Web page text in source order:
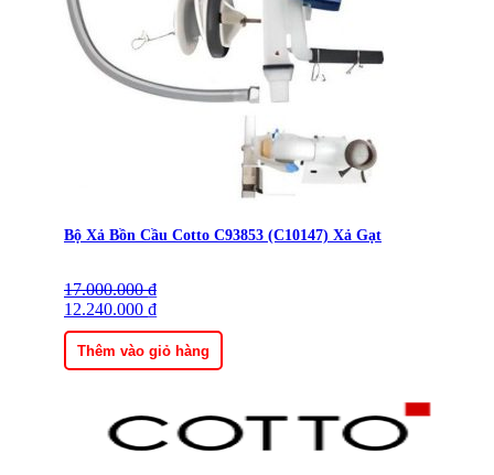
Bộ Xả Bồn Cầu Cotto C93853 (C10147) Xả Gạt
17.000.000₫
Giá
gốc
là:
17.000.000 ₫.
12.240.000 ₫
Giá
hiện
tại
là:
12.240.000 ₫.
Thêm vào giỏ hàng